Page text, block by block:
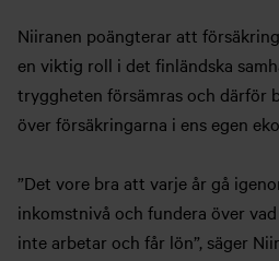
Niiranen poängterar att
en viktig roll i det finländska
tryggheten försämras och därför
över försäkringarna i ens egen
”Det vore bra att varje år gå
inkomstnivå och fundera över
inte arbetar och får lön”, säger